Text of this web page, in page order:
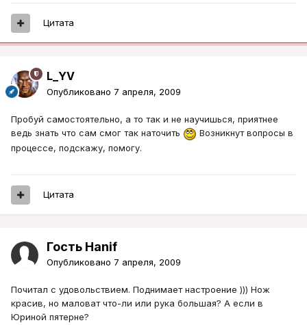
Цитата
L_YV
Опубликовано 7 апреля, 2009
Пробуй самостоятельно, а то так и не научишься, приятнее
ведь знать что сам смог так наточить
Возникнут вопросы в
процессе, подскажу, помогу.
Цитата
Гость Hanif
Опубликовано 7 апреля, 2009
Почитал с удовольствием. Поднимает настроение ))) Нож
красив, но маловат что-ли или рука большая? А если в
Юриной пятерне?